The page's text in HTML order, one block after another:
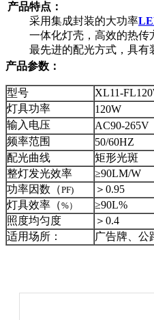
产品特点：
采用集成封装的大功率
一体化灯壳，高效的热传
最先进的配光方式，具有
产品参数：
型号 XL11-
灯具功率 120W
输入电压 AC90-265V
频率范围
50/60HZ
配光曲线
矩形光斑
整灯发光效率
≥90LM/W
功率因数（PF) ＞0.95
灯具效率（%） ≥90L%
照度均匀度
＞0.4
适用场所：
广告牌、公